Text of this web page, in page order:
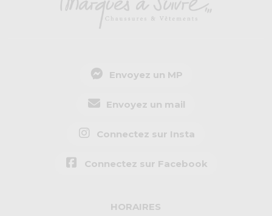
Envoyez un MP
Envoyez un mail
Connectez sur Insta
Connectez sur Facebook
HORAIRES